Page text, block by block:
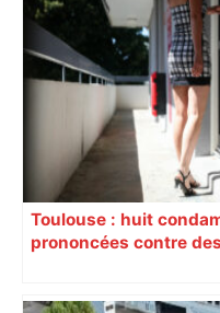
"C'est la reprise des
horrible", plus de 17 km
ralentissements
jeudi matin, on vous
secteurs à éviter –
Toulouse : huit
prononcées contre